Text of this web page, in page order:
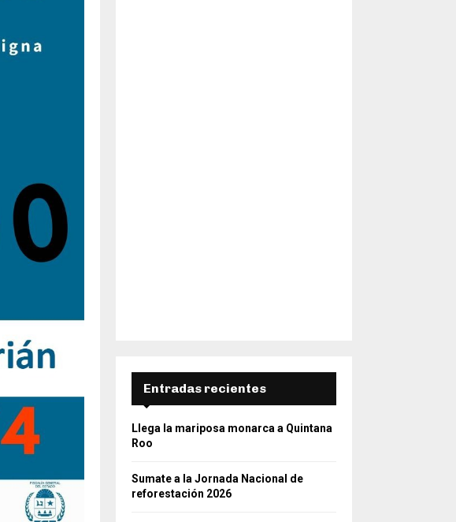
Entradas recientes
Llega la mariposa monarca a Quintana
Roo
Sumate a la Jornada Nacional de
reforestación 2026